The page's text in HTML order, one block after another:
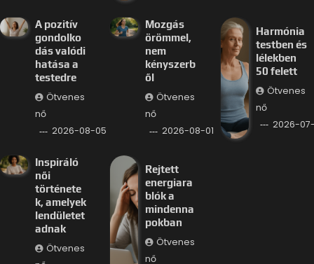
A pozitív
gondolko
dás valódi
hatása a
testedre
Ötvenes
nő
2026-08-05
Mozgás
örömmel,
nem
kényszerb
ől
Ötvenes
nő
2026-08-01
Harmónia
testben és
lélekben
50 felett
Ötvenes
nő
2026-
Inspiráló
női
története
k, amelyek
lendületet
adnak
Ötvenes
Rejtett
energiara
blók a
mindenna
pokban
Ötvenes
nő